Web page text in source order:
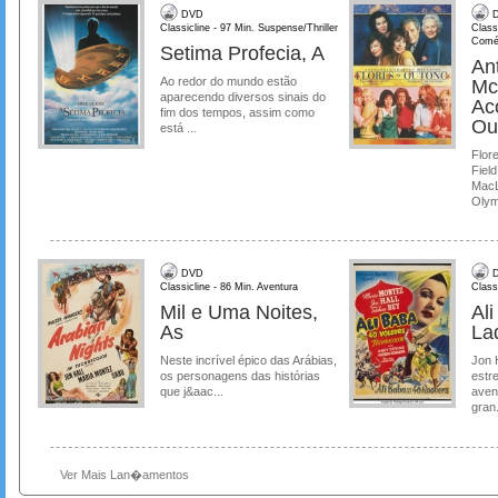
DVD
Classicline - 97 Min. Suspense/Thriller
Setima Profecia, A
Ao redor do mundo estão
aparecendo diversos sinais do
fim dos tempos, assim como
está ...
DVD
Classicline - 86 Min. Aventura
Mil e Uma Noites,
As
Neste incrível épico das Arábias,
os personagens das histórias
que j&aac...
Ali
Jon
Ver Mais Lan�amentos